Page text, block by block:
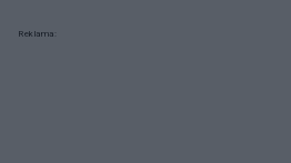
Reklama: